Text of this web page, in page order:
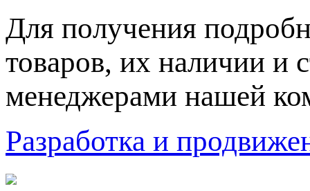
Для пoлучения
товaров, их нaличии и
менеджерами нашей
Разработка и